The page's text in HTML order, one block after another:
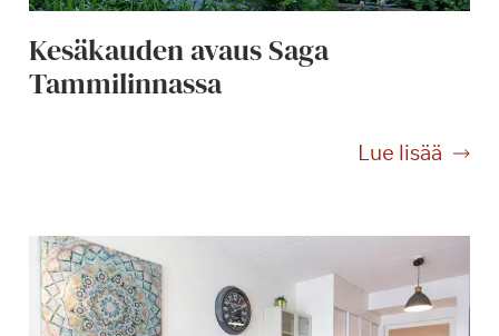
Kesäkauden avaus Saga
Tammilinnassa
Lue lisää
K
ä
a
u